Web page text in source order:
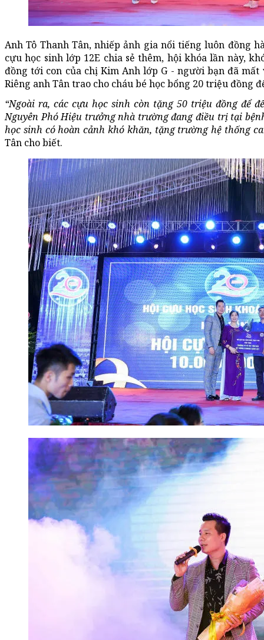
Anh Tô Thanh Tân, nhiếp ảnh gia nổi tiếng luôn đồng
cựu học sinh lớp 12E chia sẻ thêm, hội khóa lần này,
đồng tới con của chị Kim Anh lớp G - người bạn đã
Riêng anh Tân trao cho cháu bé học bổng 20 triệu đồng
“Ngoài ra, các cựu học sinh còn tặng 50 triệu đồng để
Nguyên Phó Hiệu trưởng nhà trường đang điều trị tại
học sinh có hoàn cảnh khó khăn, tặng trường hệ thống
Tân cho biết.